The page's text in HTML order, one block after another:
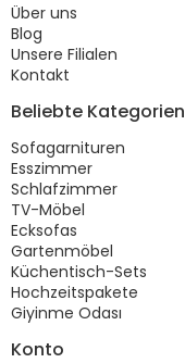
Über uns
Blog
Unsere Filialen
Kontakt
Beliebte Kategorien
Sofagarnituren
Esszimmer
Schlafzimmer
TV-Möbel
Ecksofas
Gartenmöbel
Küchentisch-Sets
Hochzeitspakete
Giyinme Odası
Konto